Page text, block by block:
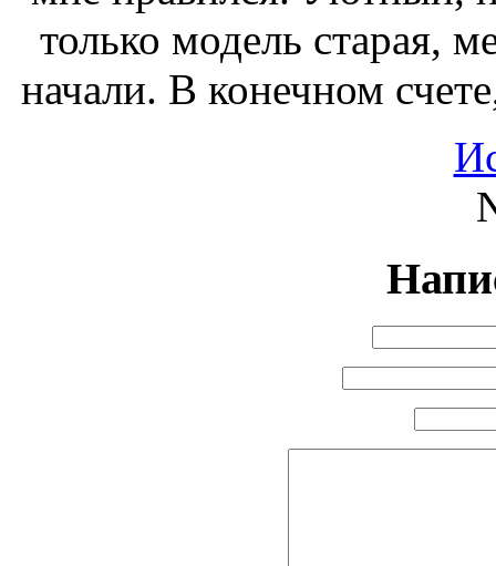
только модель старая,
начали. В конечном